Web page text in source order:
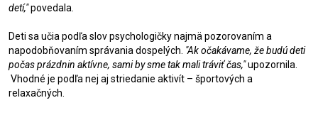
detí,"povedala.
Deti sa učia podľa slov psychologičky najmä pozorovaním a
napodobňovaním správania dospelých. "Ak očakávame, že budú deti
počas prázdnin aktívne, sami by sme tak mali tráviť čas,"upozornila.
Vhodné je podľa nej aj striedanie aktivít – športových a
relaxačných.